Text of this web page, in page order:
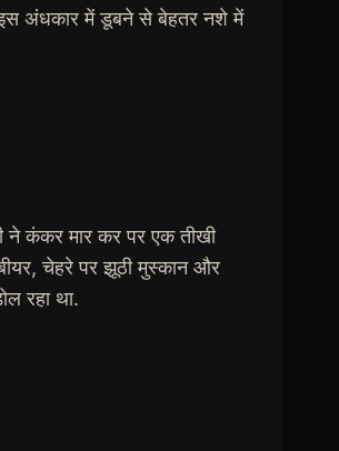
इस अंधकार में डूबने से बेहतर नशे में
ने कंकर मार कर पर एक तीखी
चेहरे पर झूठी मुस्कान और
रहा था.